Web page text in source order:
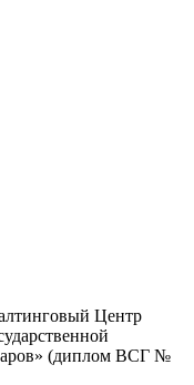
Центр
(диплом ВСГ №